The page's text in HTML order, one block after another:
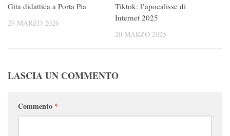
Gita didattica a Porta Pia
29 MARZO 2026
Tiktok: l’apocalisse di
Internet 2025
20 MARZO 2025
LASCIA UN COMMENTO
Commento *